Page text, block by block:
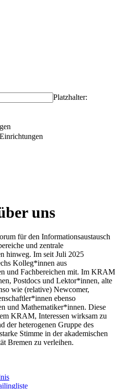
Platzhalter:
uns
für den Informationsaustausch
und zentrale
hinweg. Im seit Juli 2025
Kolleg*innen aus
und Fachbereichen mit. Im KRAM
Postdocs und Lektor*innen, alte
wie (relative) Newcomer,
ebenso
und Mathematiker*innen. Diese
KRAM, Interessen wirksam zu
der heterogenen Gruppe des
Stimme in der akademischen
Bremen zu verleihen.